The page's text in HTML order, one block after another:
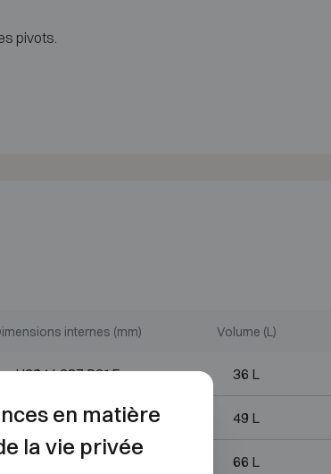
pivots.
internes (mm) Volume (L)
H294 L387 P315 36 L
H399 L387 P315 49 L
H544 L387 P315 66 L
en matière
la vie privée